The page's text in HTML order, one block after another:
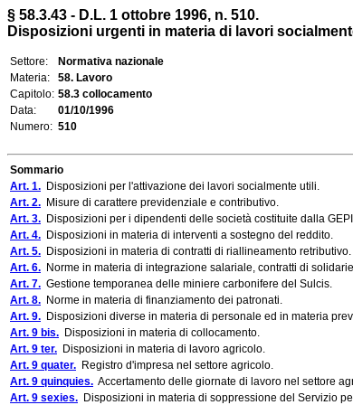
§ 58.3.43 - D.L. 1 ottobre 1996, n. 510.
Disposizioni urgenti in materia di lavori
Settore:
Normativa nazionale
Materia:
58. Lavoro
Capitolo: 58.3 collocamento
Data:
01/10/1996
Numero: 510
Sommario
Art. 1. Disposizioni per l'attivazione dei lavori socialmente utili.
Art. 2. Misure di carattere previdenziale e contributivo.
Art. 3. Disposizioni per i dipendenti delle società costituite dalla
Art. 4. Disposizioni in materia di interventi a sostegno del reddito.
Art. 5. Disposizioni in materia di contratti di riallineamento retributivo.
Art. 6. Norme in materia di integrazione salariale, contratti di
Art. 7. Gestione temporanea delle miniere carbonifere del Sulcis.
Art. 8. Norme in materia di finanziamento dei patronati.
Art. 9. Disposizioni diverse in materia di personale ed in materia
Art. 9 bis. Disposizioni in materia di collocamento.
Art. 9 ter. Disposizioni in materia di lavoro agricolo.
Art. 9 quater. Registro d'impresa nel settore agricolo.
Art. 9 quinquies. Accertamento delle giornate di lavoro nel settore
Art. 9 sexies. Disposizioni in materia di soppressione del Servizio